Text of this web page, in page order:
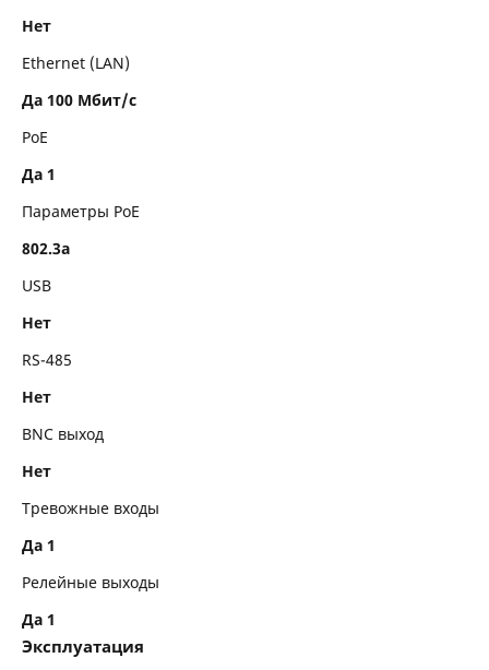
Нет
Ethernet (LAN)
Да 100 Мбит/с
PoE
Да 1
Параметры PoE
802.3a
USB
Нет
RS-485
Нет
BNC выход
Нет
Тревожные входы
Да 1
Релейные выходы
Да 1
Эксплуатация